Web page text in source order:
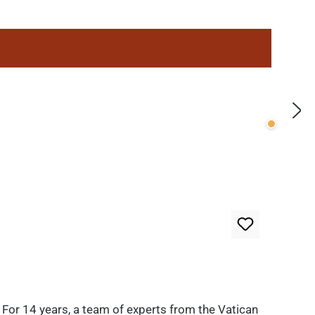
Wenige
14 years, a team of experts from the Vatican